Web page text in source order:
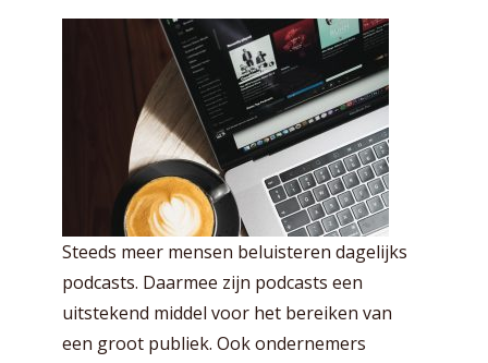
Steeds meer mensen beluisteren dagelijks
podcasts. Daarmee zijn podcasts een
uitstekend middel voor het bereiken van
een groot publiek. Ook ondernemers